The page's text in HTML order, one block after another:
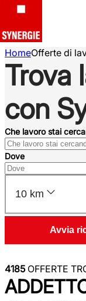
HomeOfferte di
Trova
con
Che lavoro stai
Dove
10 km
Avvia
4185OFFERTE